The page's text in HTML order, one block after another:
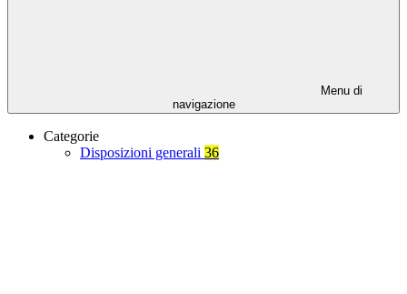
Menu di
navigazione
Categorie
Disposizioni generali 36